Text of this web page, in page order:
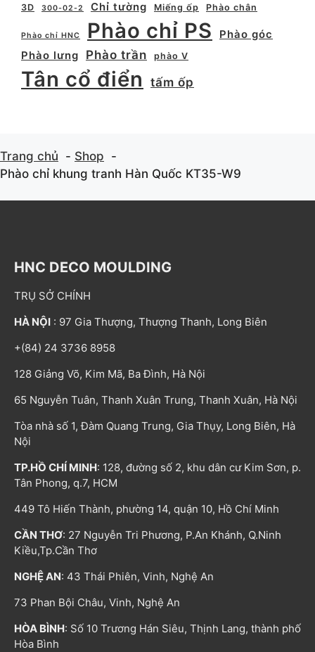
3D 300-02-2 Chỉ tường Miếng ốp Phào chân
Phào chỉ HNC Phào chỉ PS
Phào góc
Phào lưng
Phào trần phào V
Tân cổ điển tấm ốp
Trang chủ
Shop
Phào chỉ khung tranh Hàn Quốc KT35-W9
HNC DECO MOULDING
TRỤ SỞ CHÍNH
HÀ NỘI : 97 Gia Thượng, Thượng Thanh, Long Biên
+(84) 24 3736 8958
128 Giảng Võ, Kim Mã, Ba Đình, Hà Nội
65 Nguyễn Tuân, Thanh Xuân Trung, Thanh Xuân, Hà Nội
Tòa nhà số 1, Đàm Quang Trung, Gia Thụy, Long Biên, Hà
Nội
TP.HỒ CHÍ MINH: 128, đường số 2, khu dân cư Kim Sơn, p.
Tân Phong, q.7, HCM
449 Tô Hiến Thành, phường 14, quận 10, Hồ Chí Minh
CẦN THƠ: 27 Nguyễn Tri Phương, P.An Khánh, Q.Ninh
Kiều,Tp.Cần Thơ
NGHỆ AN: 43 Thái Phiên, Vinh, Nghệ An
73 Phan Bội Châu, Vinh, Nghệ An
HÒA BÌNH: Số 10 Trương Hán Siêu, Thịnh Lang, thành phố
Hòa Bình